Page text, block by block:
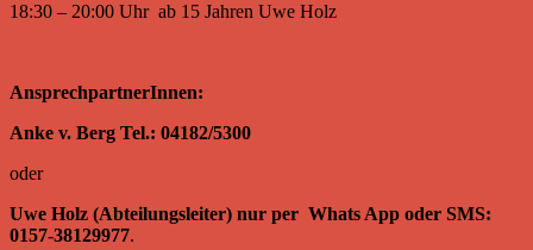
18:30 – 20:00 Uhr ab 15 Jahren Uwe Holz
AnsprechpartnerInnen:
Anke v. Berg Tel.: 04182/5300
oder
Uwe Holz (Abteilungsleiter) nur per Whats App oder SMS:
0157-38129977.